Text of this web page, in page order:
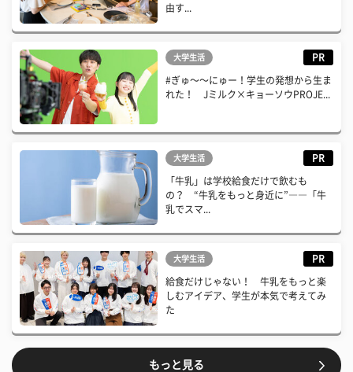
由す...
大学生活 PR
#ぎゅ〜〜にゅー！学生の発想から生ま
れた！ Jミルク×キョーソウPROJE...
大学生活 PR
「牛乳」は学校給食だけで飲むも
の？ “牛乳をもっと身近に”――「牛
乳でスマ...
大学生活 PR
給食だけじゃない！ 牛乳をもっと楽
しむアイデア、学生が本気で考えてみ
た
もっと見る